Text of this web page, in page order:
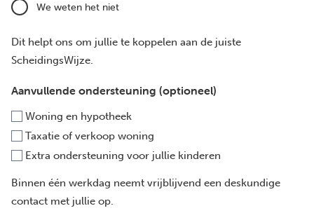
We weten het niet
Dit helpt ons om jullie te koppelen aan de juiste
ScheidingsWijze.
Aanvullende ondersteuning (optioneel)
Woning en hypotheek
Taxatie of verkoop woning
Extra ondersteuning voor jullie kinderen
Binnen één werkdag neemt vrijblijvend een deskundige
contact met jullie op.